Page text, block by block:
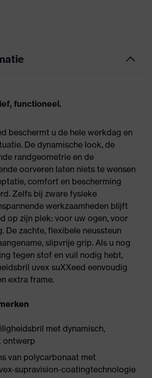
functioneel.
beschermt u de hele werkdag en
De dynamische look, de
randgeometrie en de
oorveren laten niets te wensen
comfort en bescherming
Zelfs bij zware fysieke
werkzaamheden blijft
op zijn plek: voor uw ogen, voor
De zachte, flexibele neussteun
slipvrije grip. Als u nog
tegen stof en vuil nodig hebt,
uvex suXXeed eenvoudig
extra frame.
met dynamisch,
ontwerp
van polycarbonaat met
supravision-coatingtechnologie